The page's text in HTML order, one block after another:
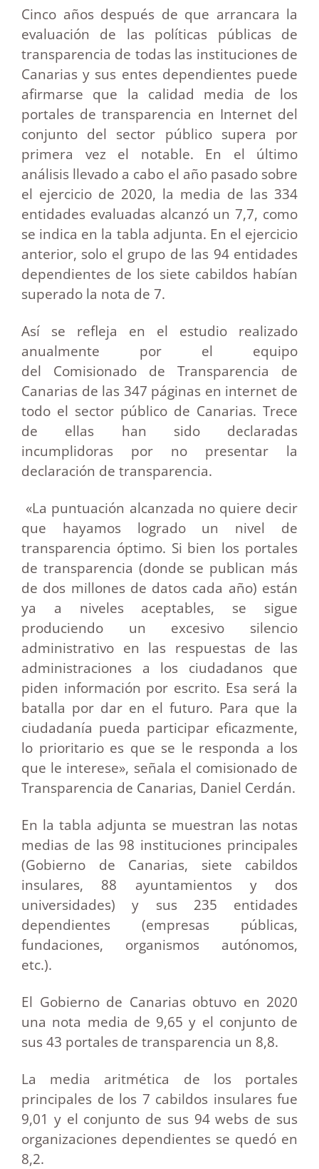
Cinco años después de que arrancara la
evaluación de las políticas públicas de
transparencia de todas las instituciones de
Canarias y sus entes dependientes puede
afirmarse que la calidad media de los
portales de transparencia en Internet del
conjunto del sector público supera por
primera vez el notable. En el último
análisis llevado a cabo el año pasado sobre
el ejercicio de 2020, la media de las 334
entidades evaluadas alcanzó un 7,7, como
se indica en la tabla adjunta. En el ejercicio
anterior, solo el grupo de las 94 entidades
dependientes de los siete cabildos habían
superado la nota de 7.
Así se refleja en el estudio realizado
anualmente por el equipo
del Comisionado de Transparencia de
Canarias de las 347 páginas en internet de
todo el sector público de Canarias. Trece
de ellas han sido declaradas
incumplidoras por no presentar la
declaración de transparencia.
«La puntuación alcanzada no quiere decir
que hayamos logrado un nivel de
transparencia óptimo. Si bien los portales
de transparencia (donde se publican más
de dos millones de datos cada año) están
ya a niveles aceptables, se sigue
produciendo un excesivo silencio
administrativo en las respuestas de las
administraciones a los ciudadanos que
piden información por escrito. Esa será la
batalla por dar en el futuro. Para que la
ciudadanía pueda participar eficazmente,
lo prioritario es que se le responda a los
que le interese», señala el comisionado de
Transparencia de Canarias, Daniel Cerdán.
En la tabla adjunta se muestran las notas
medias de las 98 instituciones principales
(Gobierno de Canarias, siete cabildos
insulares, 88 ayuntamientos y dos
universidades) y sus 235 entidades
dependientes (empresas públicas,
fundaciones, organismos autónomos,
etc.).
El Gobierno de Canarias obtuvo en 2020
una nota media de 9,65 y el conjunto de
sus 43 portales de transparencia un 8,8.
La media aritmética de los portales
principales de los 7 cabildos insulares fue
9,01 y el conjunto de sus 94 webs de sus
organizaciones dependientes se quedó en
8,2.